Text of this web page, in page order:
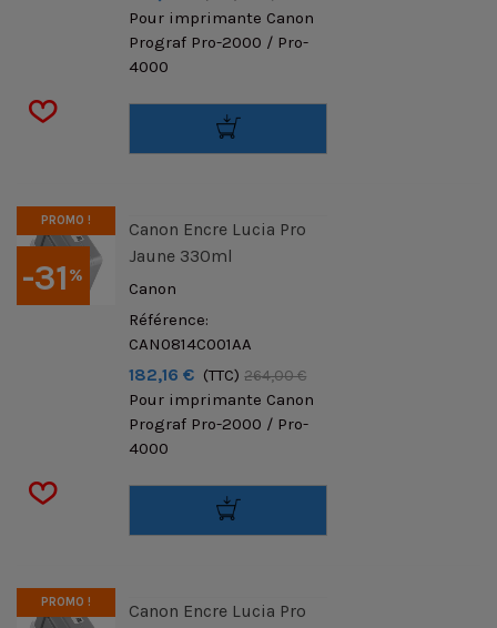
Pour imprimante Canon
Prograf Pro-2000 / Pro-
4000
-31 %
PROMO !
Canon Encre Lucia Pro
Jaune 330ml
Canon
Référence:
CAN0814C001AA
182,16 € (TTC) 264,00 €
Pour imprimante Canon
Prograf Pro-2000 / Pro-
4000
PROMO !
Canon Encre Lucia Pro